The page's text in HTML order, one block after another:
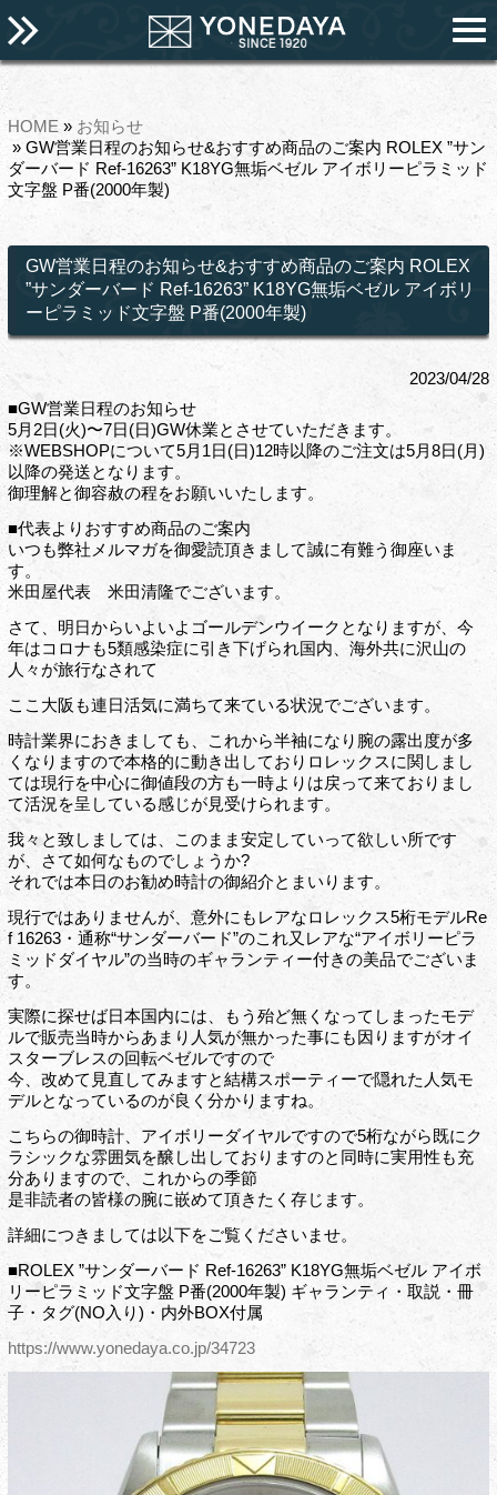
HOME » お知らせ
» GW営業日程のお知らせ&おすすめ商品のご案内 ROLEX ”サン
ダーバード Ref-16263” K18YG無垢ベゼル アイボリーピラミッド
文字盤 P番(2000年製)
GW営業日程のお知らせ&おすすめ商品のご案内 ROLEX
”サンダーバード Ref-16263” K18YG無垢ベゼル アイボリ
ーピラミッド文字盤 P番(2000年製)
2023/04/28
■GW営業日程のお知らせ
5月2日(火)〜7日(日)GW休業とさせていただきます。
※WEBSHOPについて5月1日(日)12時以降のご注文は5月8日(月)
以降の発送となります。
御理解と御容赦の程をお願いいたします。
■代表よりおすすめ商品のご案内
いつも弊社メルマガを御愛読頂きまして誠に有難う御座いま
す。
米田屋代表 米田清隆でございます。
さて、明日からいよいよゴールデンウイークとなりますが、今
年はコロナも5類感染症に引き下げられ国内、海外共に沢山の
人々が旅行なされて
ここ大阪も連日活気に満ちて来ている状況でございます。
時計業界におきましても、これから半袖になり腕の露出度が多
くなりますので本格的に動き出しておりロレックスに関しまし
ては現行を中心に御値段の方も一時よりは戻って来ておりまし
て活況を呈している感じが見受けられます。
我々と致しましては、このまま安定していって欲しい所です
が、さて如何なものでしょうか?
それでは本日のお勧め時計の御紹介とまいります。
現行ではありませんが、意外にもレアなロレックス5桁モデルRe
f 16263・通称“サンダーバード”のこれ又レアな“アイボリーピラ
ミッドダイヤル”の当時のギャランティー付きの美品でございま
す。
実際に探せば日本国内には、もう殆ど無くなってしまったモデ
ルで販売当時からあまり人気が無かった事にも因りますがオイ
スターブレスの回転ベゼルですので
今、改めて見直してみますと結構スポーティーで隠れた人気モ
デルとなっているのが良く分かりますね。
こちらの御時計、アイボリーダイヤルですので5桁ながら既にク
ラシックな雰囲気を醸し出しておりますのと同時に実用性も充
分ありますので、これからの季節
是非読者の皆様の腕に嵌めて頂きたく存じます。
詳細につきましては以下をご覧くださいませ。
■ROLEX ”サンダーバード Ref-16263” K18YG無垢ベゼル アイボ
リーピラミッド文字盤 P番(2000年製) ギャランティ・取説・冊
子・タグ(NO入り)・内外BOX付属
https://www.yonedaya.co.jp/34723